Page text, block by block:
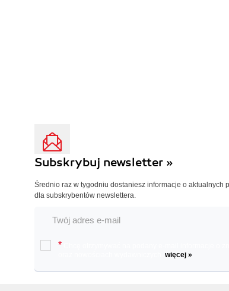
Subskrybuj newsletter »
Średnio raz w tygodniu dostaniesz informacje o aktualnych
dla subskrybentów newslettera.
*
więcej »